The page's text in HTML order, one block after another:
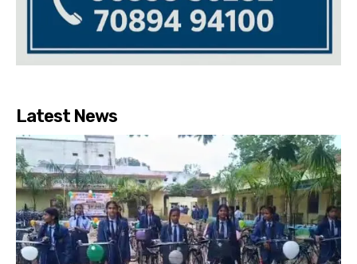
Latest News